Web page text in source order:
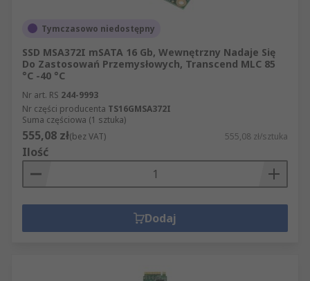
Tymczasowo niedostępny
SSD MSA372I mSATA 16 Gb, Wewnętrzny Nadaje Się
Do Zastosowań Przemysłowych, Transcend MLC 85
°C -40 °C
Nr art. RS 244-9993
Nr części producenta TS16GMSA372I
Suma częściowa (1 sztuka)
555,08 zł(bez VAT) 555,08 zł/sztuka
Ilość
Dodaj